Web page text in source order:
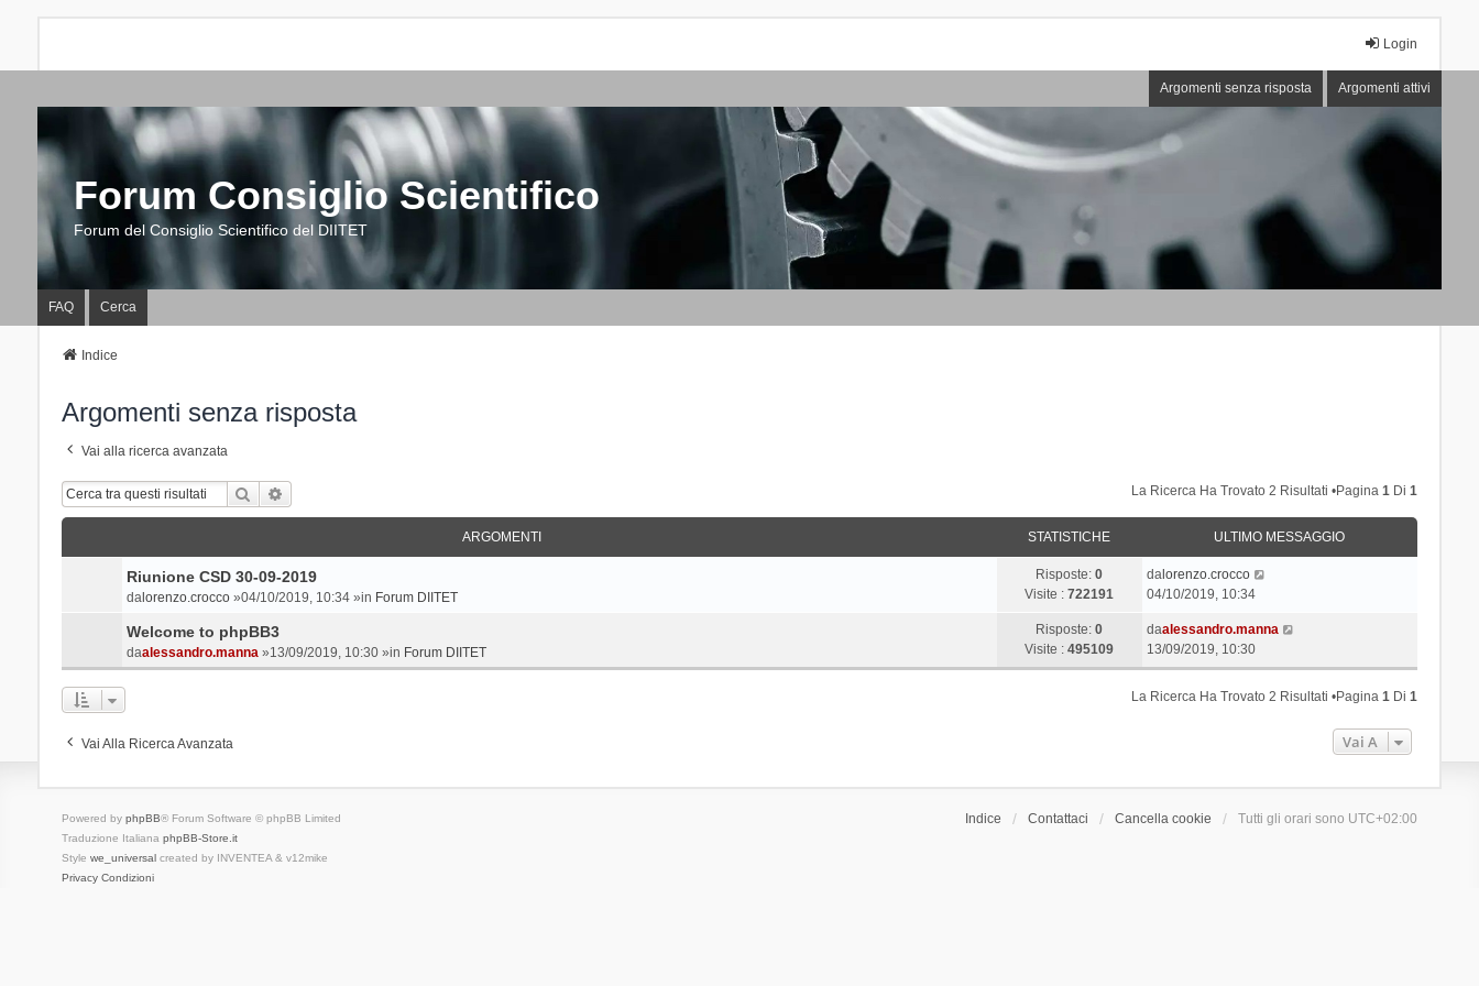
Login
Argomenti senza risposta Argomenti attivi
Forum Consiglio Scientifico
Forum del Consiglio Scientifico del DIITET
FAQ Cerca
Indice
Argomenti senza risposta
Vai alla ricerca avanzata
Cerca La Ricerca Ha Trovato 2 Risultati •Pagina1 Di1
ARGOMENTI STATISTICHE ULTIMO MESSAGGIO
Riunione CSD 30-09-2019
dalorenzo.crocco»04/10/2019, 10:34 »in Forum DIITET
Risposte:0
Visite :722191
dalorenzo.crocco
04/10/2019, 10:34
Welcome to phpBB3
daalessandro.manna»13/09/2019, 10:30 »in Forum DIITET
Risposte:0
Visite :495109
daalessandro.manna
13/09/2019, 10:30
La Ricerca Ha Trovato 2 Risultati •Pagina1 Di1
Vai Alla Ricerca Avanzata Vai A
Indice Contattaci Cancella cookie Tutti gli orari sono UTC+02:00
Powered by phpBB® Forum Software © phpBB Limited
Traduzione Italiana phpBB-Store.it
Style we_universalcreated by INVENTEA & v12mike
Privacy Condizioni